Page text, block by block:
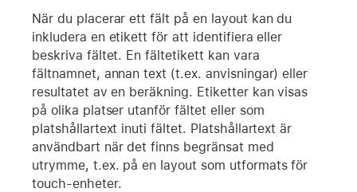
När du placerar ett fält på en layout kan du
inkludera en etikett för att identifiera eller
beskriva fältet. En fältetikett kan vara
fältnamnet, annan text (t.ex. anvisningar) eller
resultatet av en beräkning. Etiketter kan visas
på olika platser utanför fältet eller som
platshållartext inuti fältet. Platshållartext är
användbart när det finns begränsat med
utrymme, t.ex. på en layout som utformats för
touch-enheter.